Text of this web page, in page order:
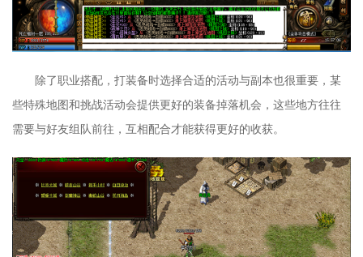
除了职业搭配，打装备时选择合适的活动与副本也很重要，某
些特殊地图和挑战活动会提供更好的装备掉落机会，这些地方往往
需要与好友组队前往，互相配合才能获得更好的收获。